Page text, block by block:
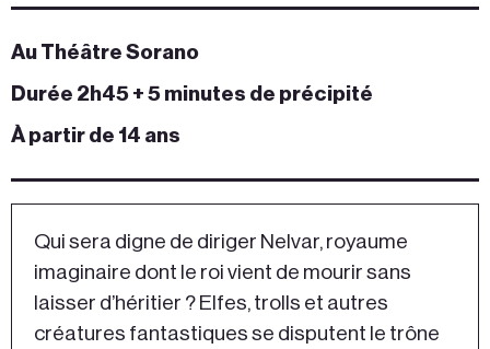
Au Théâtre Sorano
Durée 2h45 + 5 minutes de précipité
À partir de 14 ans
Qui sera digne de diriger Nelvar, royaume
imaginaire dont le roi vient de mourir sans
laisser d’héritier ? Elfes, trolls et autres
créatures fantastiques se disputent le trône